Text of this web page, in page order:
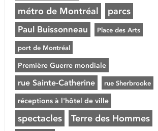
métro de Montréal parcs
Paul Buissonneau Place des Arts
port de Montréal
Première Guerre mondiale
rue Sainte-Catherine rue Sherbrooke
réceptions à l'hôtel de ville
spectacles Terre des Hommes